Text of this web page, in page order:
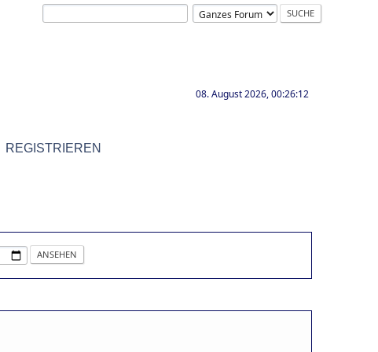
08. August 2026, 00:26:12
REGISTRIEREN